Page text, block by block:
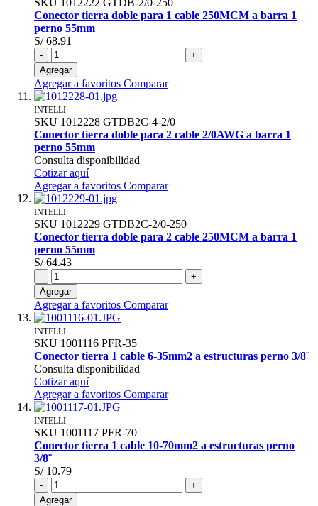
Conector tierra doble para 1 cable 250MCM a barra 1
perno 55mm
S/ 68.91
-
+
Agregar
Agregar a favoritos Comparar
INTELLI
SKU 1012228 GTDB2C-4-2/0
Conector tierra doble para 2 cable 2/0AWG a barra 1
perno 55mm
Consulta disponibilidad
Cotizar aquí
Agregar a favoritos Comparar
INTELLI
SKU 1012229 GTDB2C-2/0-250
Conector tierra doble para 2 cable 250MCM a barra 1
perno 55mm
S/ 64.43
-
+
Agregar
Agregar a favoritos Comparar
INTELLI
SKU 1001116 PFR-35
Conector tierra 1 cable 6-35mm2 a estructuras perno 3/8¨
Consulta disponibilidad
Cotizar aquí
Agregar a favoritos Comparar
INTELLI
SKU 1001117 PFR-70
Conector tierra 1 cable 10-70mm2 a estructuras perno
3/8¨
S/ 10.79
-
+
Agregar